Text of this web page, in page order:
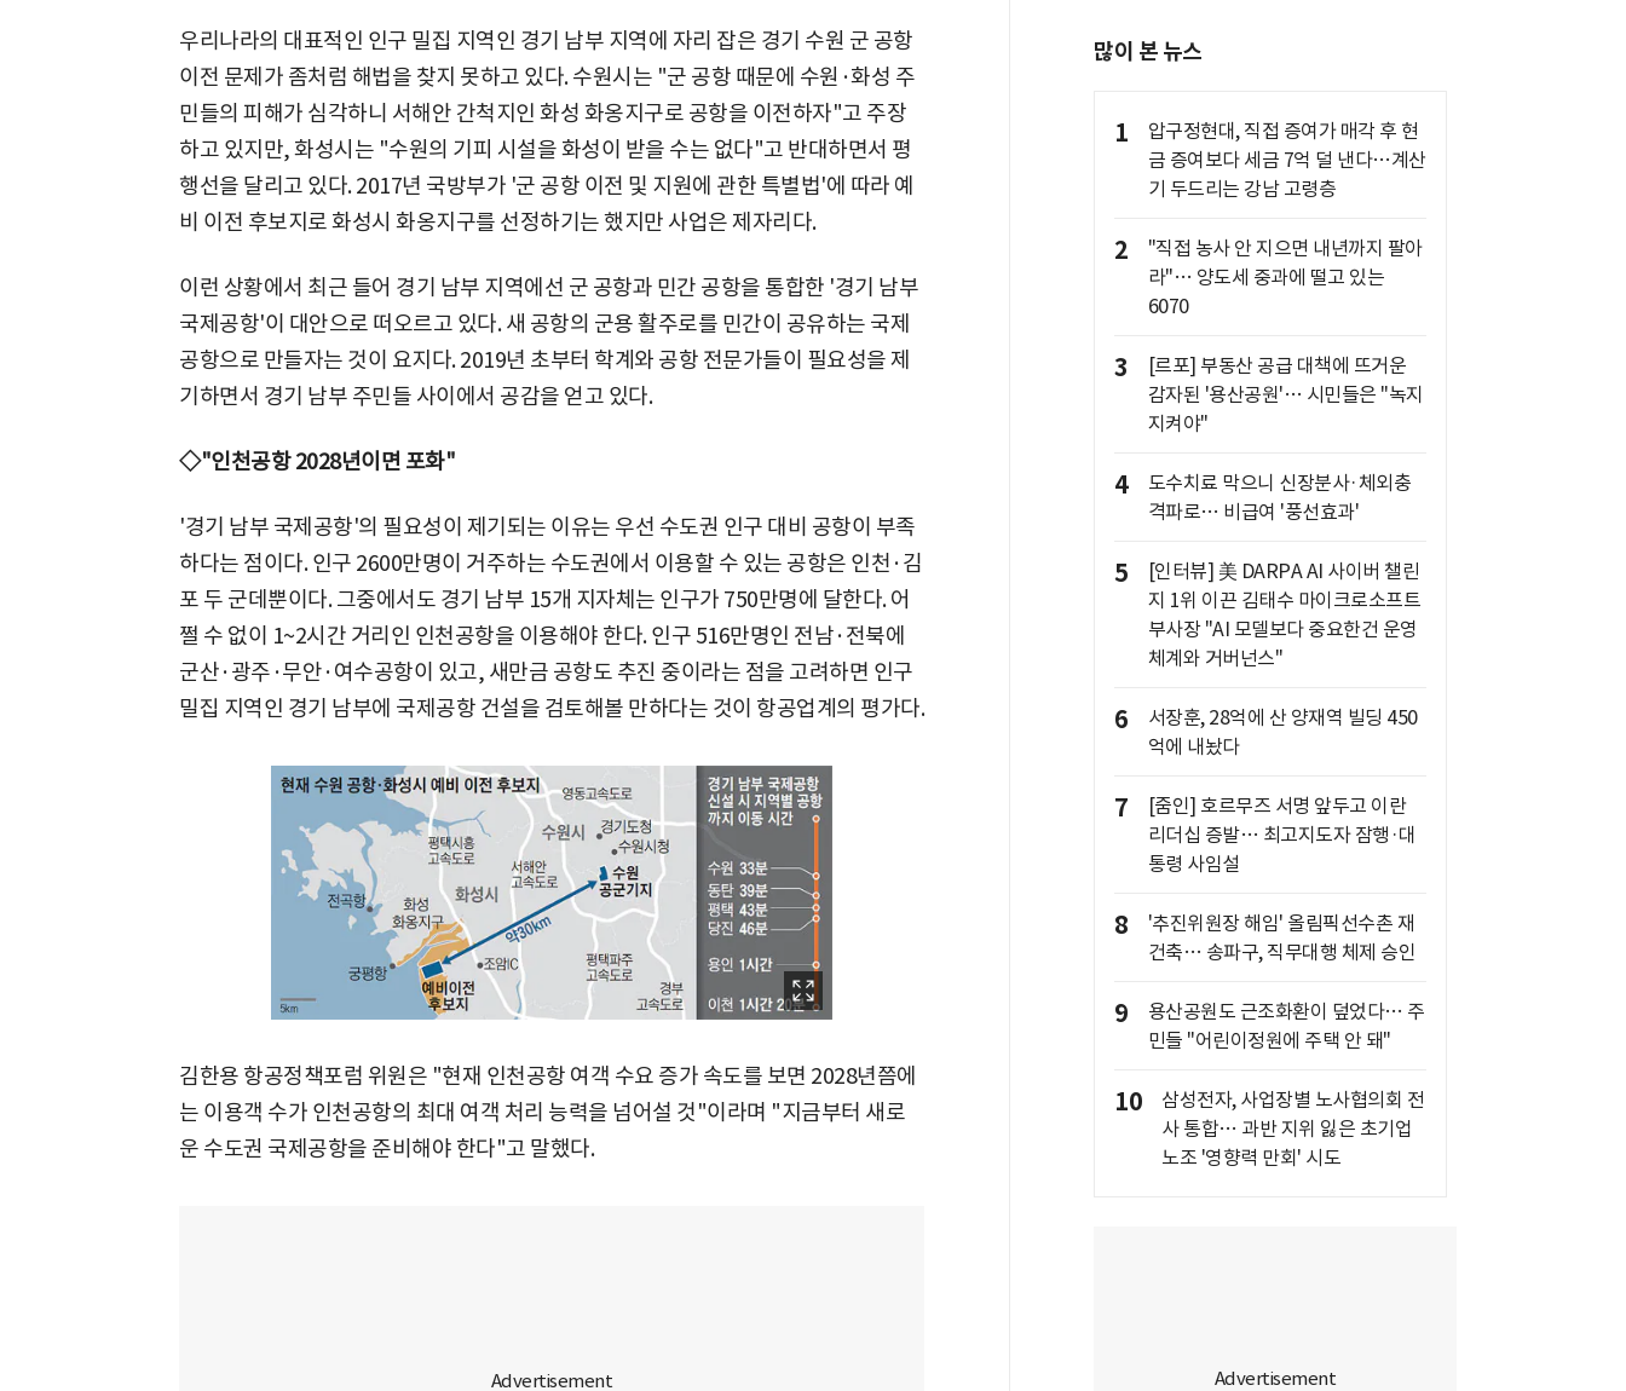
우리나라의 대표적인 인구 밀집 지역인 경기 남부 지역에 자리 잡은 경기 수원 군 공항
이전 문제가 좀처럼 해법을 찾지 못하고 있다. 수원시는 "군 공항 때문에 수원·화성 주
민들의 피해가 심각하니 서해안 간척지인 화성 화옹지구로 공항을 이전하자"고 주장
하고 있지만, 화성시는 "수원의 기피 시설을 화성이 받을 수는 없다"고 반대하면서 평
행선을 달리고 있다. 2017년 국방부가 '군 공항 이전 및 지원에 관한 특별법'에 따라 예
비 이전 후보지로 화성시 화옹지구를 선정하기는 했지만 사업은 제자리다.
이런 상황에서 최근 들어 경기 남부 지역에선 군 공항과 민간 공항을 통합한 '경기 남부
국제공항'이 대안으로 떠오르고 있다. 새 공항의 군용 활주로를 민간이 공유하는 국제
공항으로 만들자는 것이 요지다. 2019년 초부터 학계와 공항 전문가들이 필요성을 제
기하면서 경기 남부 주민들 사이에서 공감을 얻고 있다.
◇"인천공항 2028년이면 포화"
'경기 남부 국제공항'의 필요성이 제기되는 이유는 우선 수도권 인구 대비 공항이 부족
하다는 점이다. 인구 2600만명이 거주하는 수도권에서 이용할 수 있는 공항은 인천·김
포 두 군데뿐이다. 그중에서도 경기 남부 15개 지자체는 인구가 750만명에 달한다. 어
쩔 수 없이 1~2시간 거리인 인천공항을 이용해야 한다. 인구 516만명인 전남·전북에
군산·광주·무안·여수공항이 있고, 새만금 공항도 추진 중이라는 점을 고려하면 인구
밀집 지역인 경기 남부에 국제공항 건설을 검토해볼 만하다는 것이 항공업계의 평가다.
김한용 항공정책포럼 위원은 "현재 인천공항 여객 수요 증가 속도를 보면 2028년쯤에
는 이용객 수가 인천공항의 최대 여객 처리 능력을 넘어설 것"이라며 "지금부터 새로
운 수도권 국제공항을 준비해야 한다"고 말했다.
많이 본 뉴스
1
압구정현대, 직접 증여가 매각 후 현
금 증여보다 세금 7억 덜 낸다…계산
기 두드리는 강남 고령층
2
"직접 농사 안 지으면 내년까지 팔아
라"… 양도세 중과에 떨고 있는
6070
3
[르포] 부동산 공급 대책에 뜨거운
감자된 '용산공원'… 시민들은 "녹지
지켜야"
4
도수치료 막으니 신장분사·체외충
격파로… 비급여 '풍선효과'
5
[인터뷰] 美 DARPA AI 사이버 챌린
지 1위 이끈 김태수 마이크로소프트
부사장 "AI 모델보다 중요한건 운영
체계와 거버넌스"
6
서장훈, 28억에 산 양재역 빌딩 450
억에 내놨다
7
[줌인] 호르무즈 서명 앞두고 이란
리더십 증발… 최고지도자 잠행·대
통령 사임설
8
'추진위원장 해임' 올림픽선수촌 재
건축… 송파구, 직무대행 체제 승인
9
용산공원도 근조화환이 덮었다… 주
민들 "어린이정원에 주택 안 돼"
10
삼성전자, 사업장별 노사협의회 전
사 통합… 과반 지위 잃은 초기업
노조 '영향력 만회' 시도